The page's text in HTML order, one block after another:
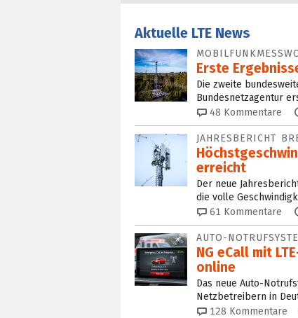
Aktuelle LTE News
Erste
Die zweite
Bundesnetzagentur
48 Kommentare
JAHRESBERICHT
erreicht
Der neue
die volle
61 Kommentare
AUTO-
NG eCall mit
online
Das neue Auto-
Netzbetreibern in
128 Kommentare